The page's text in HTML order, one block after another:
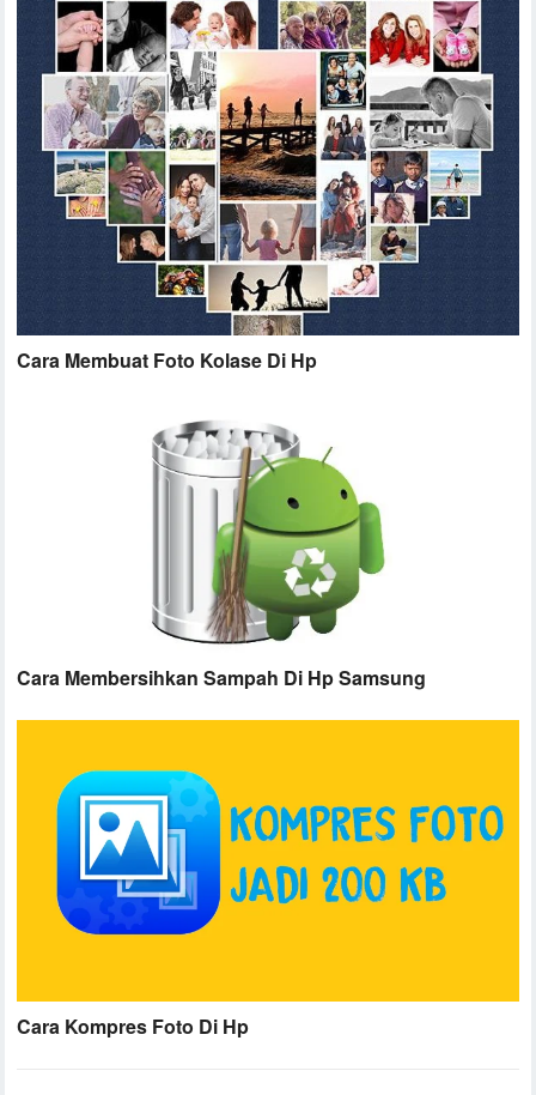
Cara Membuat Foto Kolase Di Hp
Cara Membersihkan Sampah Di Hp Samsung
Cara Kompres Foto Di Hp